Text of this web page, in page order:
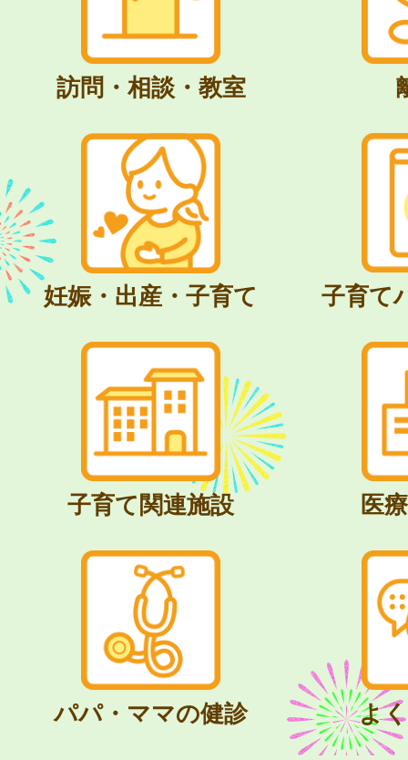
訪問・相談・教室
妊娠・出産・子育て 子育て
子育て関連施設 医
パパ・ママの健診 よ